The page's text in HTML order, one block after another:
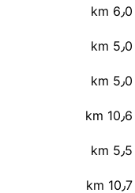
6٫0 km
5٫0 km
5٫0 km
10٫6 km
5٫5 km
10٫7 km